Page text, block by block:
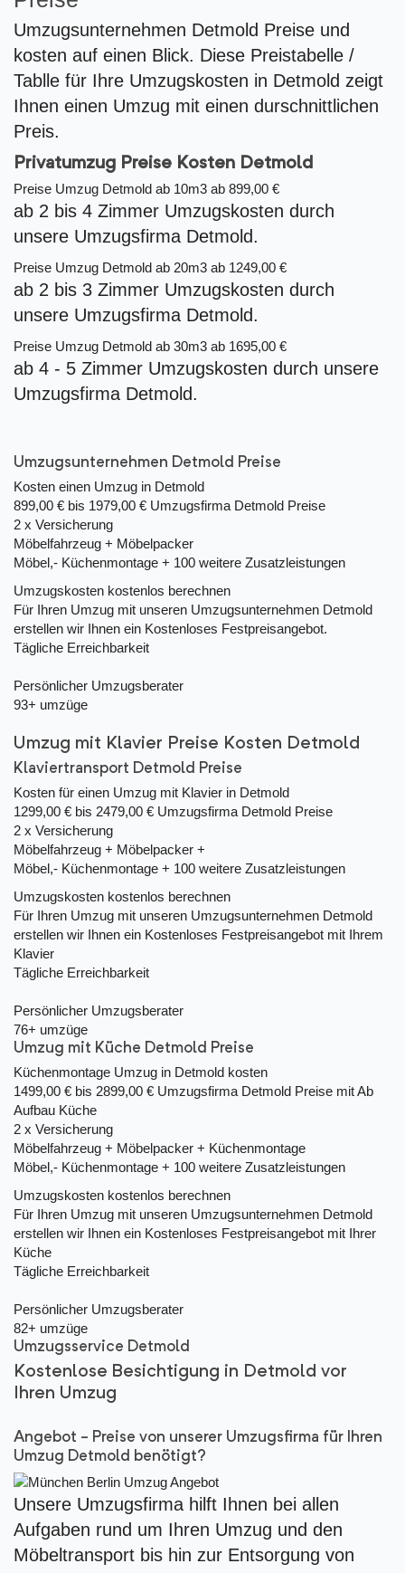
Umzugsunternehmen Detmold Preise und
kosten auf einen Blick. Diese Preistabelle /
Tablle für Ihre Umzugskosten in Detmold zeigt
Ihnen einen Umzug mit einen durschnittlichen
Preis.
Privatumzug Preise Kosten Detmold
Preise Umzug Detmold ab 10m3 ab 899,00 €
ab 2 bis 4 Zimmer Umzugskosten durch
unsere Umzugsfirma Detmold.
Preise Umzug Detmold ab 20m3 ab 1249,00 €
ab 2 bis 3 Zimmer Umzugskosten durch
unsere Umzugsfirma Detmold.
Preise Umzug Detmold ab 30m3 ab 1695,00 €
ab 4 - 5 Zimmer Umzugskosten durch unsere
Umzugsfirma Detmold.
Umzugsunternehmen Detmold Preise
Kosten einen Umzug in Detmold
899,00 € bis 1979,00 € Umzugsfirma Detmold Preise
2 x Versicherung
Möbelfahrzeug + Möbelpacker
Möbel,- Küchenmontage + 100 weitere Zusatzleistungen
Umzugskosten kostenlos berechnen
Für Ihren Umzug mit unseren Umzugsunternehmen Detmold
erstellen wir Ihnen ein Kostenloses Festpreisangebot.
Tägliche Erreichbarkeit
Persönlicher Umzugsberater
93+ umzüge
Umzug mit Klavier Preise Kosten Detmold
Klaviertransport Detmold Preise
Kosten für einen Umzug mit Klavier in Detmold
1299,00 € bis 2479,00 € Umzugsfirma Detmold Preise
2 x Versicherung
Möbelfahrzeug + Möbelpacker +
Möbel,- Küchenmontage + 100 weitere Zusatzleistungen
Umzugskosten kostenlos berechnen
Für Ihren Umzug mit unseren Umzugsunternehmen Detmold
erstellen wir Ihnen ein Kostenloses Festpreisangebot mit Ihrem
Klavier
Tägliche Erreichbarkeit
Persönlicher Umzugsberater
76+ umzüge
Umzug mit Küche Detmold Preise
Küchenmontage Umzug in Detmold kosten
1499,00 € bis 2899,00 € Umzugsfirma Detmold Preise mit Ab
Aufbau Küche
2 x Versicherung
Möbelfahrzeug + Möbelpacker + Küchenmontage
Möbel,- Küchenmontage + 100 weitere Zusatzleistungen
Umzugskosten kostenlos berechnen
Für Ihren Umzug mit unseren Umzugsunternehmen Detmold
erstellen wir Ihnen ein Kostenloses Festpreisangebot mit Ihrer
Küche
Tägliche Erreichbarkeit
Persönlicher Umzugsberater
82+ umzüge
Umzugsservice Detmold
Kostenlose Besichtigung in Detmold vor
Ihren Umzug
Angebot - Preise von unserer Umzugsfirma für Ihren
Umzug Detmold benötigt?
Unsere Umzugsfirma hilft Ihnen bei allen
Aufgaben rund um Ihren Umzug und den
Möbeltransport bis hin zur Entsorgung von